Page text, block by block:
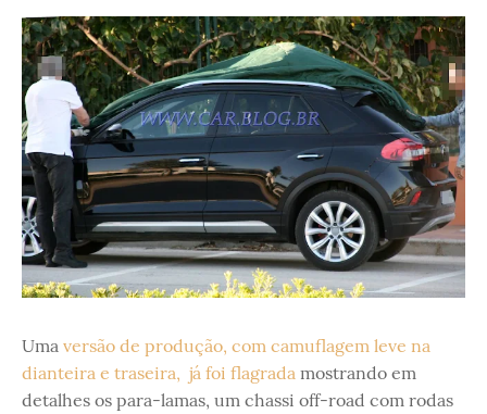
Uma versão de produção, com camuflagem leve na
dianteira e traseira, já foi flagrada mostrando em
detalhes os para-lamas, um chassi off-road com rodas